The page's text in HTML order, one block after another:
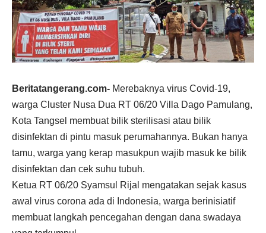
Beritatangerang.com- Merebaknya virus Covid-19,
warga Cluster Nusa Dua RT 06/20 Villa Dago Pamulang,
Kota Tangsel membuat bilik sterilisasi atau bilik
disinfektan di pintu masuk perumahannya. Bukan hanya
tamu, warga yang kerap masukpun wajib masuk ke bilik
disinfektan dan cek suhu tubuh.
Ketua RT 06/20 Syamsul Rijal mengatakan sejak kasus
awal virus corona ada di Indonesia, warga berinisiatif
membuat langkah pencegahan dengan dana swadaya